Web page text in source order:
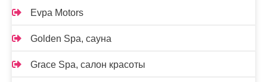
Evpa Motors
Golden Spa, сауна
Grace Spa, салон красоты